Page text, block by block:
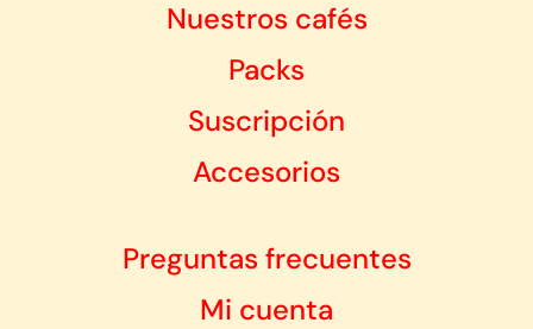
Nuestros cafés
Packs
Suscripción
Accesorios
Preguntas frecuentes
Mi cuenta